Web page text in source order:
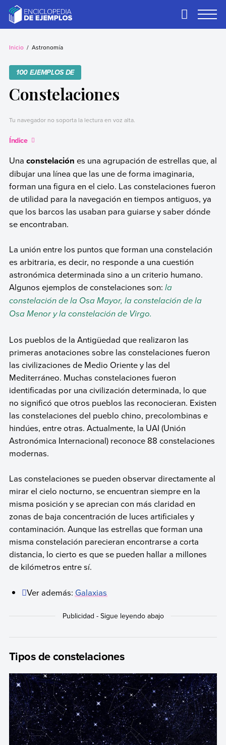
contentEjemplos
Necesitas ejemplos.
Primary
Inicio Astronomía
100 EJEMPLOS DE
Constelaciones
Tu navegador no soporta la lectura en voz alta.
Índice
Una constelación es una agrupación de estrellas que, al
dibujar una línea que las une de forma imaginaria,
forman una figura en el cielo. Las constelaciones fueron
de utilidad para la navegación en tiempos antiguos, ya
que los barcos las usaban para guiarse y saber dónde
se encontraban.
La unión entre los puntos que forman una constelación
es arbitraria, es decir, no responde a una cuestión
astronómica determinada sino a un criterio humano.
Algunos ejemplos de constelaciones son: la
constelación de la Osa Mayor, la constelación de la
Osa Menor y la constelación de Virgo.
Los pueblos de la Antigüedad que realizaron las
primeras anotaciones sobre las constelaciones fueron
las civilizaciones de Medio Oriente y las del
Mediterráneo. Muchas constelaciones fueron
identificadas por una civilización determinada, lo que
no significó que otros pueblos las reconocieran. Existen
las constelaciones del pueblo chino, precolombinas e
hindúes, entre otras. Actualmente, la UAI (Unión
Astronómica Internacional) reconoce 88 constelaciones
modernas.
Las constelaciones se pueden observar directamente al
mirar el cielo nocturno, se encuentran siempre en la
misma posición y se aprecian con más claridad en
zonas de baja concentración de luces artificiales y
contaminación. Aunque las estrellas que forman una
misma constelación parecieran encontrarse a corta
distancia, lo cierto es que se pueden hallar a millones
de kilómetros entre sí.
Ver además:Galaxias
Tipos de constelaciones